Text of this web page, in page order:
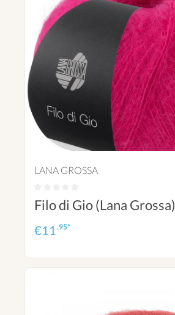
LANA GROSSA
Filo di Gio (Lana Grossa)
€11.95*